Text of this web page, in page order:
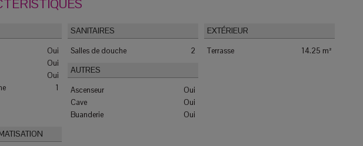
Oui
Oui
Oui
1
SANITAIRES
Salles de douche 2
EXTÉRIEUR
Terrasse 14.25 m²
AUTRES
Ascenseur
Oui
Cave
Oui
Buanderie
Oui